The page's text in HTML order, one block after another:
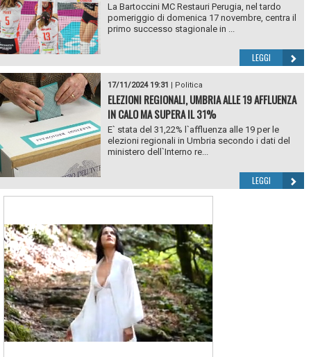
La Bartoccini MC Restauri Perugia, nel tardo
pomeriggio di domenica 17 novembre, centra il
primo successo stagionale in ...
LEGGI
17/11/2024 19:31 | Politica
ELEZIONI REGIONALI, UMBRIA ALLE 19 AFFLUENZA
IN CALO MA SUPERA IL 31%
E` stata del 31,22% l`affluenza alle 19 per le
elezioni regionali in Umbria secondo i dati del
ministero dell`Interno re...
LEGGI